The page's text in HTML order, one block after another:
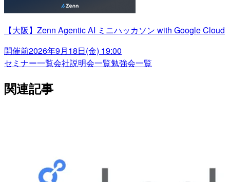
【大阪】Zenn Agentic AI ミニハッカソン with Google Cloud
開催前2026年9月18日(金) 19:00
セミナー一覧会社説明会一覧勉強会一覧
関連記事